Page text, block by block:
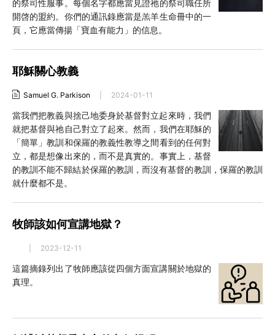
的祭司性服事。每個名字都應當見證祂的祭司職任所
開啓的盟約。你們的通訊錄應當是羔羊生命冊中的一
頁，它應當傳揚「寶血有能力」的信息。
耶穌關心教義
Samuel G. Parkison 2024-01-11
當我們把教義與捨己地委身於基督對立起來時，我們
就把基督與祂自己對立了起來。然而，我們在耶穌的
「簡單」教訓和保羅的教義性教導之間看到的任何對
立，都是想像出來的，而不是真實的。事實上，基督
的教訓不能不歸結於保羅的教訓，而沒有基督的教訓，保羅的教訓
就什麼都不是。
牧師該如何宣講地獄？
2023-12-11
這篇摘錄列出了牧師應該從四個方面宣講關於地獄的
真理。